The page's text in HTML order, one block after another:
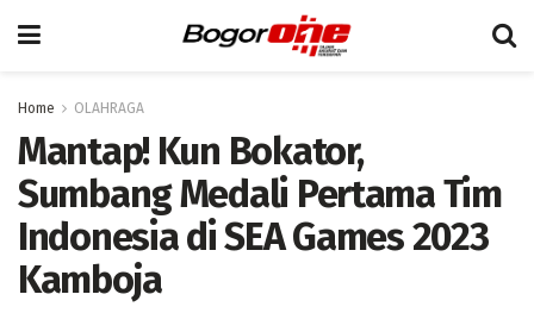
Home OLAHRAGA
Mantap! Kun Bokator,
Sumbang Medali Pertama Tim
Indonesia di SEA Games 2023
Kamboja